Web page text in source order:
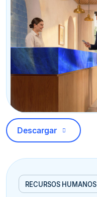
Descargar
RECURSOS HUMANOS